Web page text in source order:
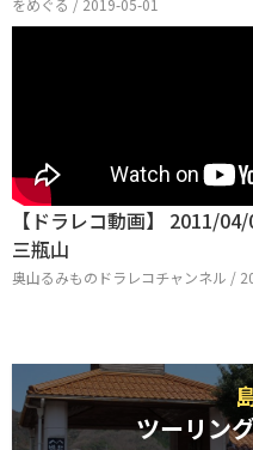
をめぐる / 2019-05-01
【ドラレコ動画】 2011/
三瓶山
奥山るみものドラレコチャンネル /
ツーリン